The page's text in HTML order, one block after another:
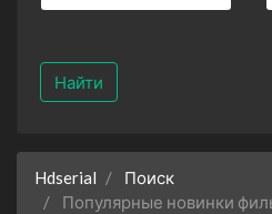
Найти
Hdserial
Поиск
Популярные новинки